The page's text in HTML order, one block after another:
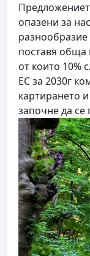
опазени за
разнообразие
поставя обща
от които 10%
ЕС за 2030г
картирането
започне да